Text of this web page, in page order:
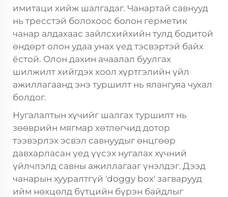
имитаци хийж шалгадаг. Чанартай савнууд
нь тресстэй болохоос болон герметик
чанар алдахаас зайлсхийхийн тулд бодитой
өндөрт олон удаа унах үед тэсвэртэй байх
ёстой. Олон дахин ачаалал буулгах
шилжилт хийгдэх хоол хүртгэлийн үйл
ажиллагаанд энэ туршилт нь ялангуяа чухал
болдог.
Нугалалтын хүчийг шалгах туршилт нь
зөөврийн мягмар хөтлөгчид дотор
тээвэрлэх эсвэл савнуудыг өнцгөөр
давхарласан үед үүсэх нугалах хүчний
үйлчлэлд савны ажиллагааг үнэлдэг. Дээд
чанарын хууралтгүй 'doggy box' загварууд
ийм нөхцөлд бүтцийн бүрэн байдлыг